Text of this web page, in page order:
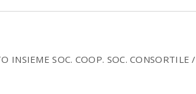
SOC. COOP. SOC. CONSORTILE /